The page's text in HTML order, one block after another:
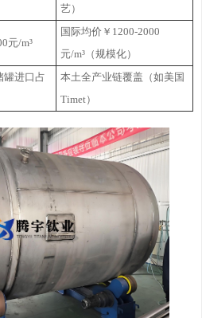
艺）
元/m³
国际均价￥1200-2000
元/m³（规模化）
罐进口占
本土全产业链覆盖（如美国
Timet）